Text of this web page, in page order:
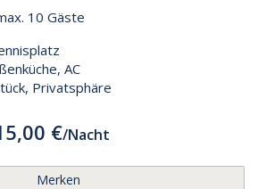
10 Gäste
AC
Privatsphäre
€/Nacht
Merken